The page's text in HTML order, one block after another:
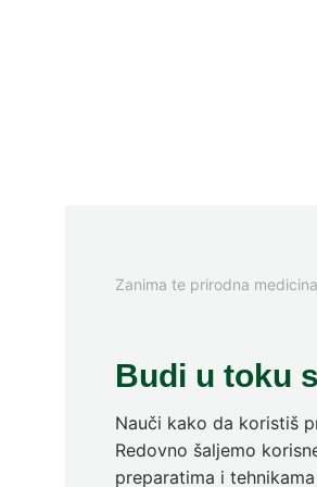
Zanima te prirodna
Budi u toku
Nauči kako da koristiš
Redovno šaljemo
preparatima i